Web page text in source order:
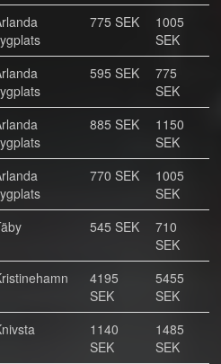
775 SEK
1005
SEK
595 SEK
775
SEK
885 SEK
1150
SEK
770 SEK
1005
SEK
545 SEK
710
SEK
4195
SEK
5455
SEK
1140
SEK
1485
SEK